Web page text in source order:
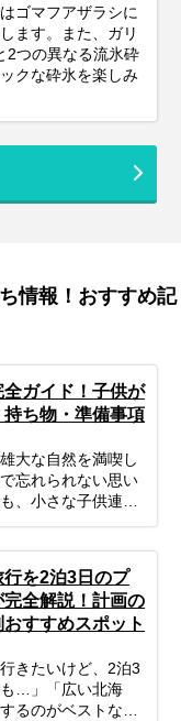
ゴマフアザラシに
ます。また、ガリ
2つの異なる流氷砕
クな砕氷を楽しみ
情報！おすすめ記
ガイド！子供が
ち物・準備事項
大な自然を満喫し
忘れられない思い
、小さな子供連れ
道旅行は最高の体
では、子連れファ
いっきり楽しむた
本から、子供が絶
＆アクティビテ
そしてあると便利
パパママ目線で徹
行を2泊3日のプ
全解説！計画の
すすめスポット
きたいけど、2泊3
…」「広い北海
るのがベストな